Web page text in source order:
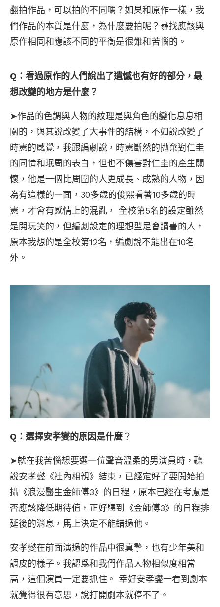
翻拍作品，可以拍的不同嗎？如果和原作一樣，我
們作品的本質是什麼，為什麼要拍呢？尋找應該與
原作相同和應該不同的平衡是很難和苦惱的。
Q：看過原作的人們說出了遺憾也有好的部分，最
想改變的地方是什麼？
➤作品的色調與人物的紋理是與角色的變化息息相
關的，與其說改變了大事件的結構，不如說改變了
時憲的感覺，我跟編劇說，時憲斷然的抛棄對仁圭
的同情和珉周的表白，但也不傷害對仁圭的產生關
懷，他是一個比周圍的人更成長、成熟的人物，因
為有這樣的一面，30多歲的俊熙看著10多歲的時
憲，才會有感情上的混亂， 全校第5名的設定雖然
是開玩笑的，但編劇設定的理想型是會讀書的人，
原本我想的是全校第12名，編劇說不能出在10名
外。
Q：選擇安孝燮的原因是什麼？
➤就在我苦惱想要選一位聲音溫柔的男演員時，聽
說安孝燮《社內相親》結束，已經定好了要開始拍
攝《浪漫醫生金師傅3》的日程，原本已經在考慮是
否應該降低期待值，正好聽到《金師傅3》的日程排
延後的消息，馬上決定不能錯過他。
安孝燮在前面演過的作品中很真摯，也有少年美和
調皮的樣子。我認爲和我們作品人物相似度相當
高，這個演員一定要抓住。 幸好安孝燮一看到劇本
就覺得很有意思，說打開劇本就停不了。